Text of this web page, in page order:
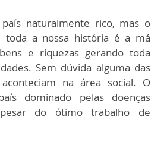
naturalmente rico, mas o
toda a nossa história é a má
e riquezas gerando toda
Sem dúvida alguma das
na área social. O
dominado pelas doenças
do ótimo trabalho de